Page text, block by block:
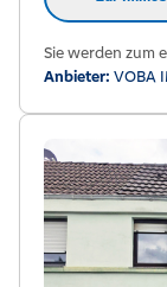
Sie werden zum
Anbieter: VOBA